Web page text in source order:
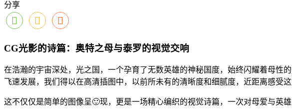
分享
CG光影的诗篇：奥特之母与泰罗的视觉交响
在浩瀚的宇宙深处，光之国，一个孕育了无数英雄的神秘国度，始终闪耀着母性
飞速发展，我们得以在高清插图中，以前所未有的清晰度和细腻度，近距离感受这
这不仅仅是简单的图像呈🙂现，更是一场精心编织的视觉诗篇，一次对母爱与英雄